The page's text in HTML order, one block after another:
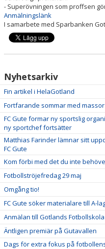
- Superövningen som proffsen
Anmälningslänk
I samarbete med Sparbanken
Nyhetsarkiv
Fin artikel i HelaGotland
Fortfarande sommar med
FC Gute formar ny sportslig
ny sportchef fortsätter
Matthias Farinder lämnar sitt
FC Gute
Kom förbi med det du inte
Fotbollströjefredag 29 maj
Omgång tio!
FC Gute söker materialare till A-
Anmälan till Gotlands
Äntligen premiär på Gutavallen
Dags för extra fokus på